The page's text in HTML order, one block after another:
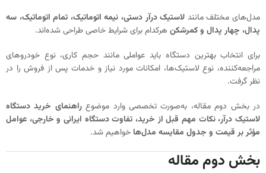
مدل‌های مختلف مانند لاستیک درآر دستی، نیمه اتوماتیک، تمام اتوماتیک، سه
پدال، چهار پدال و کمرشکن هرکدام برای شرایط خاصی طراحی شده‌اند.
برای انتخاب بهترین دستگاه باید عواملی مانند حجم کاری، نوع خودروهای
مراجعه‌کننده، نوع لاستیک‌ها، امکانات مورد نیاز و خدمات پس از فروش را در
نظر گرفت.
در بخش دوم مقاله، به‌صورت تخصصی وارد موضوعراهنمای خرید دستگاه
لاستیک درآر، نکات مهم قبل از خرید، تفاوت دستگاه ایرانی و خارجی، عوامل
مؤثر بر قیمت و جدول مقایسه مدل‌ها خواهیم شد.
بخش دوم مقاله